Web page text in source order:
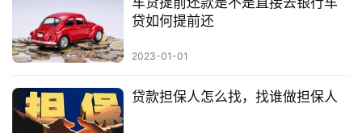
贷如何提前还
2023-01-01
贷款担保人怎么找，找谁做担保人